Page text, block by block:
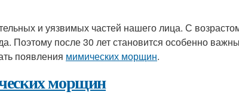
и уязвимых частей нашего лица. С
Поэтому после 30 лет становится особенно
появления мимических морщин.
морщин